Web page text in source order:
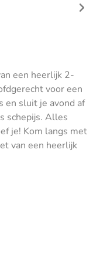
een heerlijk 2-
voor een
en sluit je avond af
schepijs. Alles
je! Kom langs met
van een heerlijk